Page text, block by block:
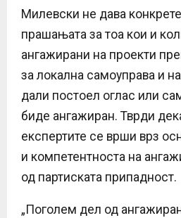
Милевски не дава
прашањата за тоа кои и
ангажирани на проекти
за локална самоуправа и
дали постоел оглас или
биде ангажиран. Тврди
експертите се врши врз
и компетентноста на
од партиската припадност.
„Поголем дел од